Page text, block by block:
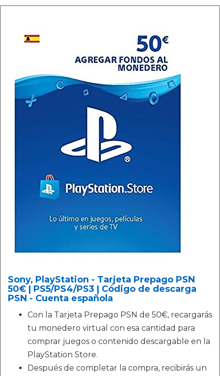
Sony, PlayStation - Tarjeta Prepago PSN
50€ | PS5/PS4/PS3 | Código de descarga
PSN - Cuenta española
Con la Tarjeta Prepago PSN de 50€, recargarás
tu monedero virtual con esa cantidad para
comprar juegos o contenido descargable en la
PlayStation Store.
Después de completar la compra, recibirás un